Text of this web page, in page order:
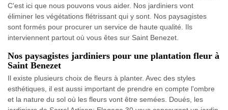
C'est ici que nous pouvons vous aider. Nos jardiniers vont
éliminer les végétations flétrissant qui y sont. Nos paysagistes
sont formés pour procurer un service de haute qualité. Ils
interviennent partout où vous êtes sur Saint Benezet.
Nos paysagistes jardiniers pour une plantation fleur à
Saint Benezet
Il existe plusieurs choix de fleurs à planter. Avec des styles
esthétiques, il est aussi important de prendre en compte l'ombre
et la nature du sol où les fleurs vont être semées. Doués, les